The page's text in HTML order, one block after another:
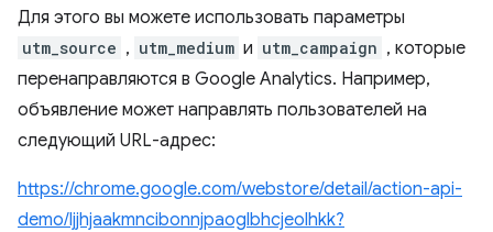
Для этого вы можете использовать параметры
utm_source , utm_medium и utm_campaign , которые
перенаправляются в Google Analytics. Например,
объявление может направлять пользователей на
следующий URL-адрес:
https://chrome.google.com/webstore/detail/action-api-
demo/ljjhjaakmncibonnjpaoglbhcjeolhkk?